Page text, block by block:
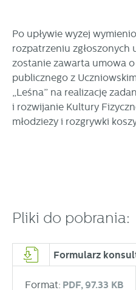
Po upływie wyżej
rozpatrzeniu zgłoszonych
zostanie zawarta umowa
publicznego z
„Leśna” na realizację
i rozwijanie Kultury
młodzieży i rozgrywki
Pliki do pobrania:
Formularz
Format: PDF,97.33 KB